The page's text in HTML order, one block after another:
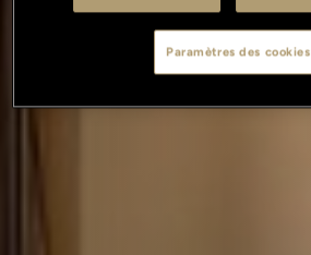
Paramètres des cookies